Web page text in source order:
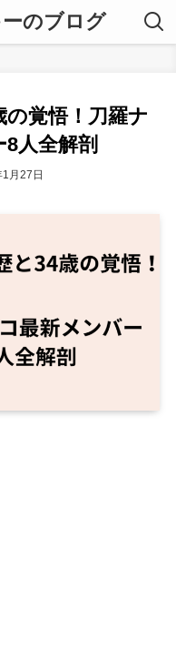
のブログ
覚悟！刀羅ナ
人全解剖
月27日